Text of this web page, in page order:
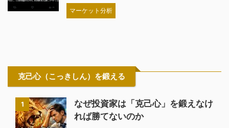
マーケット分析
克己心（こっきしん）を鍛える
1
なぜ投資家は「克己心」を鍛えなけ
れば勝てないのか